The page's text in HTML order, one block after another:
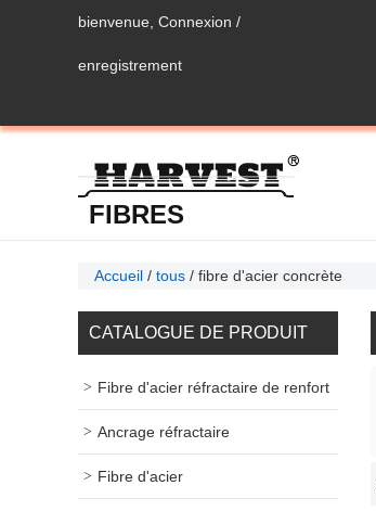
bienvenue, Connexion /
enregistrement
FIBRES
Accueil / tous / fibre d'acier concrète
CATALOGUE DE PRODUIT
Fibre d'acier réfractaire de renfort
Ancrage réfractaire
Fibre d'acier